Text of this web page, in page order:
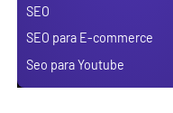
SEO
SEO para E-commerce
Seo para Youtube